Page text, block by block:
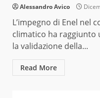
Alessandro Avico
L’impegno di Enel nel
climatico ha
la validazione della...
Read More